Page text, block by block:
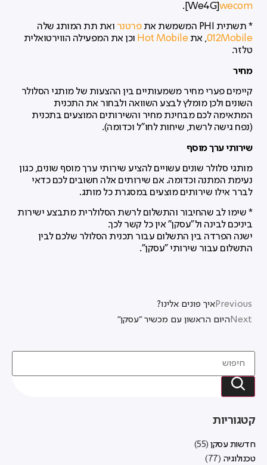
קטגוריות
חדשות עסקן (55)
טכנולוגיה (77)
We4G]wecom
].
* תשתית PHI המשמשת את פרטנר ואת תת המותג שלה
012Mobile, אתHot Mobile וכן את המפעילה הווירטואלית
טלזר.
מחיר
קיימים פערי מחיר משמעותיים בין ההצעות של מותגי הסלולר
השונים ולכן מומלץ לבצע השוואה ולבחור את התכנית
המתאימה לכם מבחינת מחיר והשירותים המוצעים בתכנית
(נפח גישה לרשת, שיחות לחו"ל וכדומה).
שירותי ערך מוסף
מותגי סלולר שונים עשויים להציע שירותי ערך מוסף שונים, כגון
נעימת המתנה וכדומה. אם שירותים אלה חשובים לכם כדאי
לברר אילו שירותים מוצעים במסגרת כל מותג.
* שימו לב שהחיבור והתשלום לרשת הסלולרית מתבצע ישירות
ביניכם לבינה ול"עסקן" אין כל קשר לכך.
ישנה הפרדה בין התשלום עבור תכנית הסלולר שלכם לבין
התשלום עבור שירותי "עסקן".
Previousאיך פונים אלינו?
Nextהיום הראשון עם מכשיר "עסקן"